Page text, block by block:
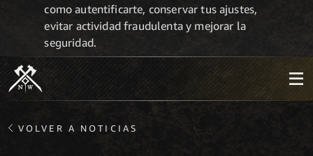
como autentificarte, conservar tus ajustes,
evitar actividad fraudulenta y mejorar la
seguridad.
VOLVER A NOTICIAS